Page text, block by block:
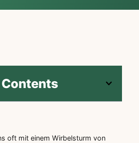
oft mit einem Wirbelsturm von